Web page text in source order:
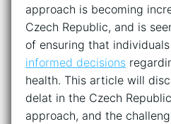
approach is becoming
Czech Republic, and is
of ensuring that
informed decisions
health. This article will
delat in the Czech
approach, and the